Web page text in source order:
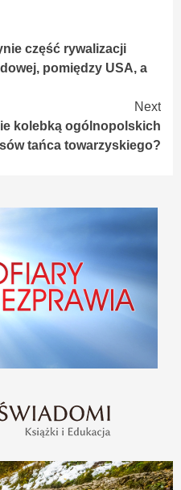
część rywalizacji
pomiędzy USA, a
Next
kolebką ogólnopolskich
tańca towarzyskiego?